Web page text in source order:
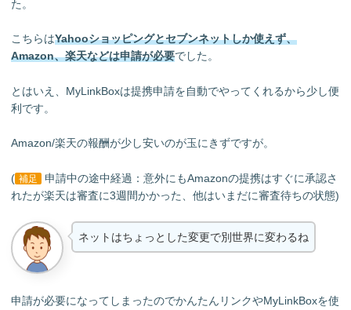
た。
こちらはYahooショッピングとセブンネットしか使えず、
Amazon、楽天などは申請が必要でした。
とはいえ、MyLinkBoxは提携申請を自動でやってくれるから少し便
利です。
Amazon/楽天の報酬が少し安いのが玉にきずですが。
( 補足
申請中の途中経過：意外にもAmazonの提携はすぐに承認さ
れたが楽天は審査に3週間かかった、他はいまだに審査待ちの状態)
ネットはちょっとした変更で別世界に変わるね
申請が必要になってしまったのでかんたんリンクやMyLinkBoxを使